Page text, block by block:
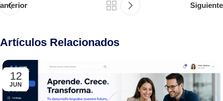
anterior Siguiente
Artículos Relacionados
12
JUN